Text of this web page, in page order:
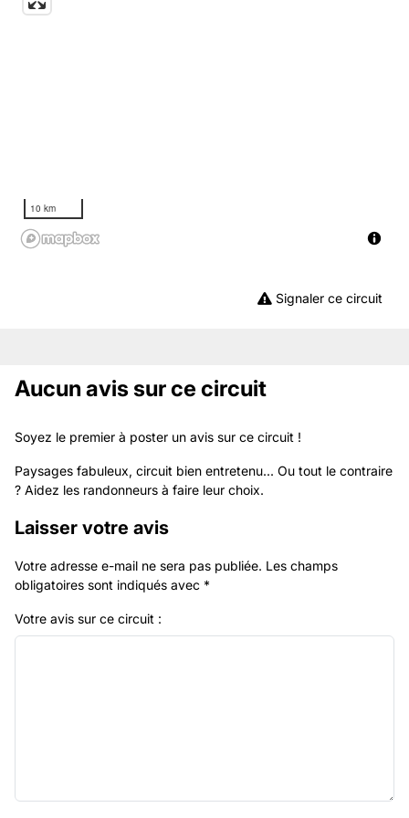
10 km
Signaler ce circuit
Aucun avis sur ce circuit
Soyez le premier à poster un avis sur ce circuit !
Paysages fabuleux, circuit bien entretenu... Ou tout le contraire
? Aidez les randonneurs à faire leur choix.
Laisser votre avis
Votre adresse e-mail ne sera pas publiée. Les champs
obligatoires sont indiqués avec *
Votre avis sur ce circuit :